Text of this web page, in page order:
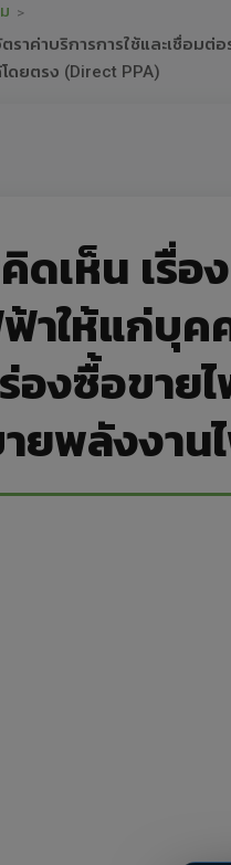
>
าค่าบริการการใช้และเชื่อม
ยตรง (Direct PPA)
เห็น เรื่อ
าให้แก่บุ
องซื้อขา
พลังงานไ